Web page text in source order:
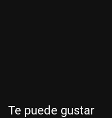
Te puede gustar